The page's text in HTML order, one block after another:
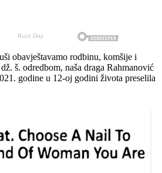
obavještavamo rodbinu, komšije i
š. odredbom, naša draga Rahmanović
godine u 12-oj godini života preselila